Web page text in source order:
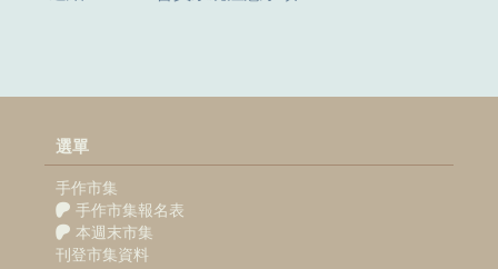
選單
手作市集
手作市集報名表
本週末市集
刊登市集資料